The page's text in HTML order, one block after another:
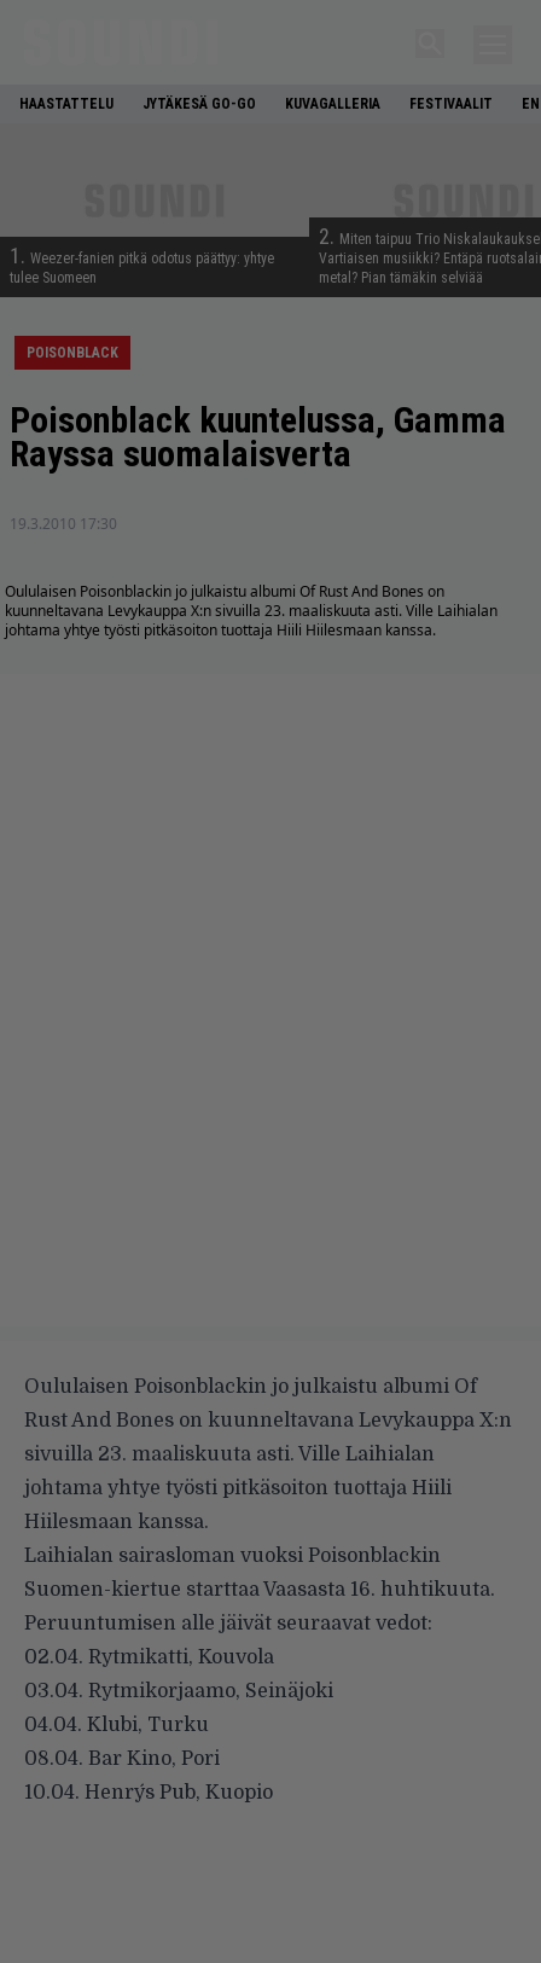
HAASTATTELU JYTÄKESÄ GO-GO KUVAGALLERIA FESTIVAALIT
1. Weezer-fanien pitkä odotus päättyy: yhtye
tulee Suomeen
2. Miten taipuu Trio
Vartiaisen musiikki? Entäpä
metal? Pian tämäkin selviää
POISONBLACK
Poisonblack kuuntelussa, Gamma
Rayssa suomalaisverta
19.3.2010 17:30
Oululaisen Poisonblackin jo julkaistu albumi Of Rust And Bones on
kuunneltavana Levykauppa X:nsivuilla 23. maaliskuuta asti. Ville Laihialan
johtama yhtye työsti pitkäsoiton tuottaja Hiili Hiilesmaan kanssa.
Oululaisen Poisonblackin jo julkaistu albumi Of
Rust And Bones on kuunneltavana Levykauppa X:n
sivuilla 23. maaliskuuta asti. Ville Laihialan
johtama yhtye työsti pitkäsoiton tuottaja Hiili
Hiilesmaan kanssa.
Laihialan sairasloman vuoksi Poisonblackin
Suomen-kiertue starttaa Vaasasta 16. huhtikuuta.
Peruuntumisen alle jäivät seuraavat vedot:
02.04. Rytmikatti, Kouvola
03.04. Rytmikorjaamo, Seinäjoki
04.04. Klubi, Turku
08.04. Bar Kino, Pori
10.04. Henry´s Pub, Kuopio